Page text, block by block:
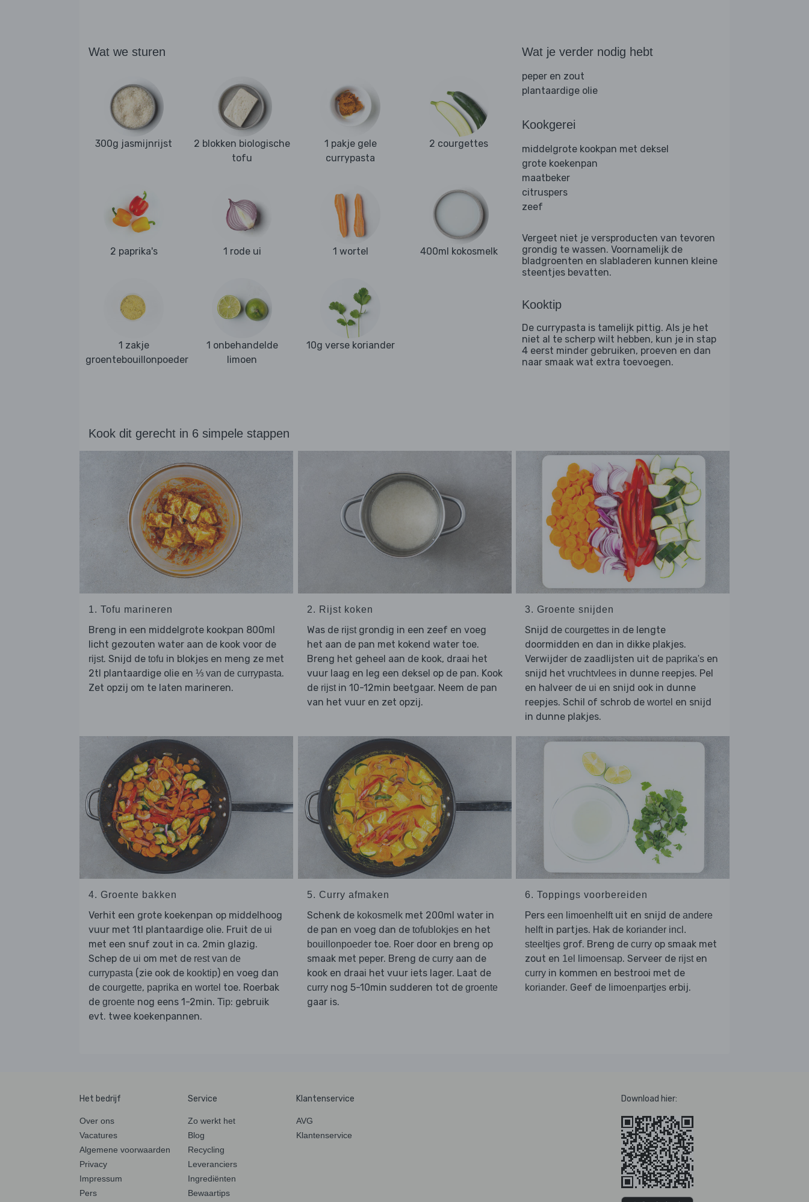
Wat we sturen
300g jasmijnrijst
2 blokken biologische
tofu
1 pakje gele
currypasta
2 courgettes
2 paprika's 1 rode ui 1 wortel 400ml kokosmelk
1 zakje
groentebouillonpoeder
1 onbehandelde
limoen
10g verse koriander
Wat je verder nodig hebt
peper en zout
plantaardige olie
Kookgerei
middelgrote kookpan met deksel
grote koekenpan
maatbeker
citruspers
zeef
Vergeet niet je versproducten van tevoren
grondig te wassen. Voornamelijk de
bladgroenten en slabladeren kunnen kleine
steentjes bevatten.
Kooktip
De currypasta is tamelijk pittig. Als je het
niet al te scherp wilt hebben, kun je in stap
4 eerst minder gebruiken, proeven en dan
naar smaak wat extra toevoegen.
Kook dit gerecht in 6 simpele stappen
1. Tofu marineren
Breng in een middelgrote kookpan 800ml
licht gezouten water aan de kook voor de
rijst. Snijd de tofu in blokjes en meng ze met
2tl plantaardige olie en ⅓ van de currypasta.
Zet opzij om te laten marineren.
2. Rijst koken
Was de rijstgrondig in een zeef en voeg
het aan de pan met kokend water toe.
Breng het geheel aan de kook, draai het
vuur laag en leg een deksel op de pan. Kook
de rijstin 10-12min beetgaar. Neem de pan
van het vuur en zet opzij.
3. Groente snijden
Snijd de courgettes in de lengte
doormidden en dan in dikke plakjes.
Verwijder de zaadlijsten uit de paprika's en
snijd het vruchtvlees in dunne reepjes. Pel
en halveer de ui en snijd ook in dunne
reepjes. Schil of schrob de wortel en snijd
in dunne plakjes.
4. Groente bakken
Verhit een grote koekenpan op middelhoog
vuur met 1tl plantaardige olie. Fruit de ui
met een snuf zout in ca. 2min glazig.
Schep de ui om met de rest van de
currypasta (zie ook de kooktip) en voeg dan
de courgette, paprika en wortel toe. Roerbak
de groente nog eens 1-2min. Tip: gebruik
evt. twee koekenpannen.
5. Curry afmaken
Schenk de kokosmelkmet 200ml water in
de pan en voeg dan de tofublokjesen het
bouillonpoedertoe. Roer door en breng op
smaak met peper. Breng de curryaan de
kook en draai het vuur iets lager. Laat de
currynog 5-10min sudderen tot de groente
gaar is.
6. Toppings voorbereiden
Pers een limoenhelft uit en snijd de andere
helft in partjes. Hak de koriander incl.
steeltjes grof. Breng de curry op smaak met
zout en 1el limoensap. Serveer de rijst en
curry in kommen en bestrooi met de
koriander. Geef de limoenpartjes erbij.
Het bedrijf
Over ons
Vacatures
Algemene voorwaarden
Privacy
Impressum
Pers
Service
Zo werkt het
Blog
Recycling
Leveranciers
Ingrediënten
Bewaartips
Klantenservice
AVG
Klantenservice
Download hier: